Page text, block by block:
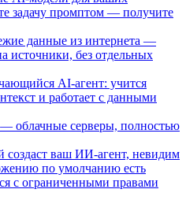
задачу промптом — получите
данные из интернета —
источники, без отдельных
AI-агент: учится
и работает с данными
облачные серверы, полностью
создаст ваш ИИ-агент, невидим
по умолчанию есть
с ограниченными правами